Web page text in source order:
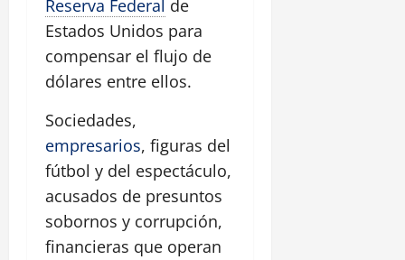
Reserva Federal de
Estados Unidos para
compensar el flujo de
dólares entre ellos.
Sociedades,
empresarios, figuras del
fútbol y del espectáculo,
acusados de presuntos
sobornos y corrupción,
financieras que operan